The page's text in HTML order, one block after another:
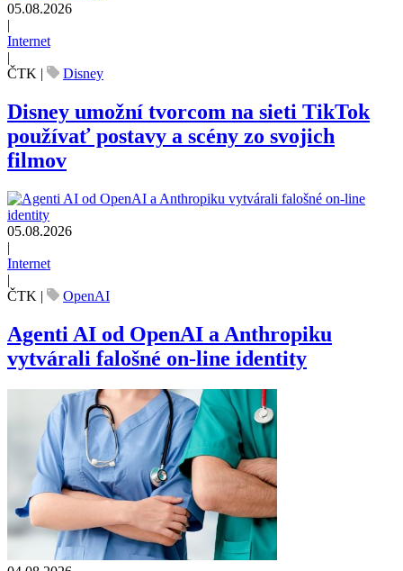
05.08.2026
Internet
ČTK
Disney
Disney umožní tvorcom na sieti TikTok
používať postavy a scény zo svojich
filmov
05.08.2026
|
Internet
|
ČTK | OpenAI
Agenti AI od OpenAI a Anthropiku
vytvárali falošné on-line identity